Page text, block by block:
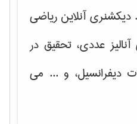
دیکشنری آنلاین ریاضی
آنالیز عددی، تحقیق در
دیفرانسیل، و ... می